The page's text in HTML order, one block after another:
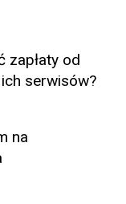
zapłaty od
serwisów?
na